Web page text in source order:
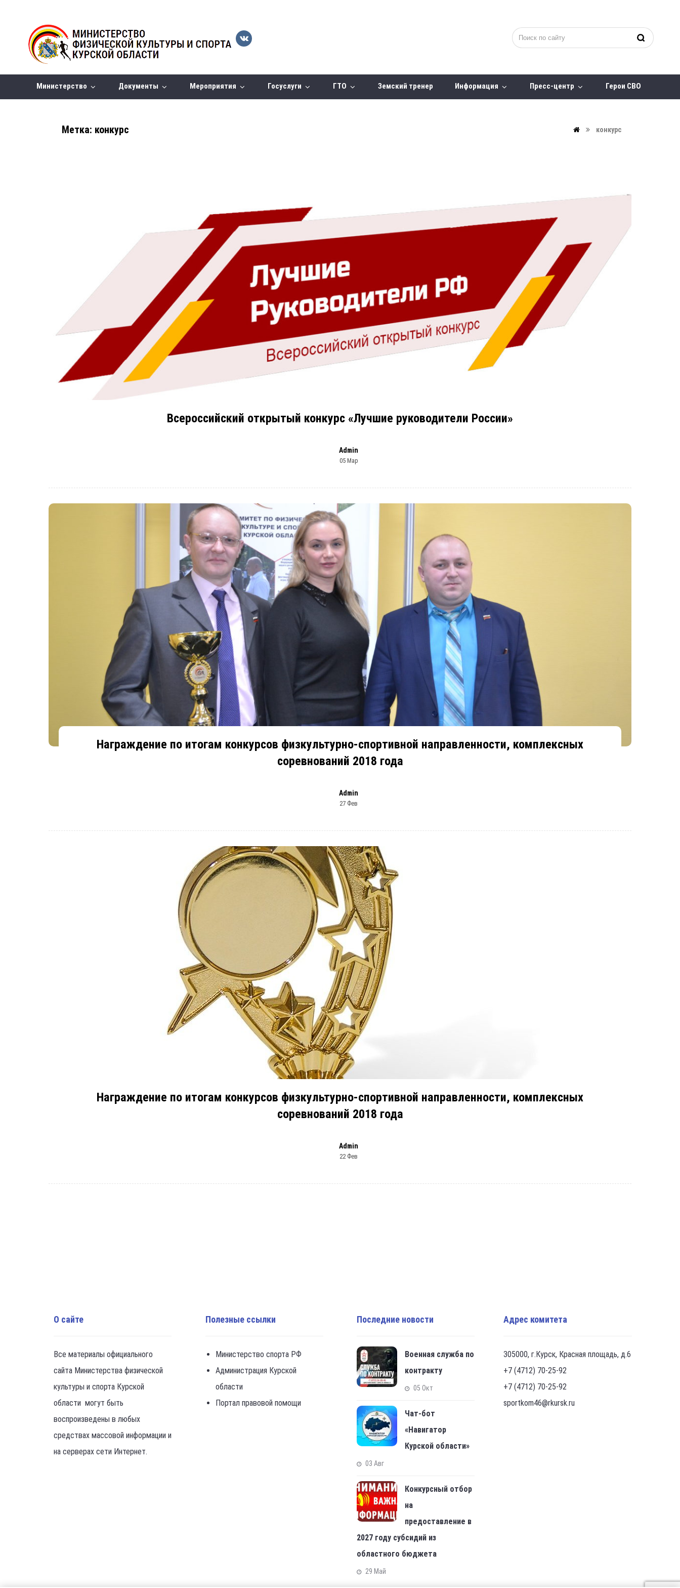
Министерство Документы Мероприятия Госуслуги ГТО Земский тренер Информация Пресс-центр Герои СВО
Метка: конкурс конкурс
Всероссийский открытый конкурс «Лучшие руководители России»
Admin
05 Мар
Награждение по итогам конкурсов физкультурно-спортивной направленности, комплексных
соревнований 2018 года
Admin
27 Фев
Награждение по итогам конкурсов физкультурно-спортивной направленности, комплексных
соревнований 2018 года
Admin
22 Фев
О сайте
Все материалы официального
сайта Министерства физической
культуры и спорта Курской
области могут быть
воспроизведены в любых
средствах массовой информации и
на серверах сети Интернет.
Полезные ссылки
Министерство спорта РФ
Администрация Курской
области
Портал правовой помощи
Последние новости
Военная служба по
контракту
05 Окт
Чат-бот
«Навигатор
Курской области»
03 Авг
Конкурсный отбор
на
предоставление в
2027 году субсидий из
областного бюджета
29 Май
Адрес комитета
305000, г.Курск, Красная площадь, д.6
+7 (4712) 70-25-92
+7 (4712) 70-25-92
sportkom46@rkursk.ru